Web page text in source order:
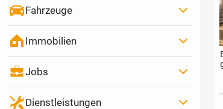
1
300 €
Massage in
Heilige Birma
Ahnentafel,
Fahrzeuge
Immobilien
Jobs
Dienstleistungen